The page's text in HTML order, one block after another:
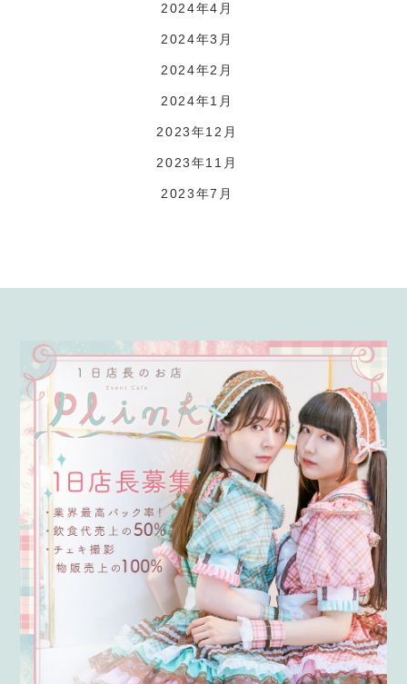
2024年4月
2024年3月
2024年2月
2024年1月
2023年12月
2023年11月
2023年7月